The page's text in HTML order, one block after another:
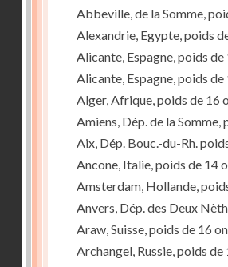
Abbeville, de la Somme,
Alexandrie, Egypte, poids
Alicante, Espagne, poids de
Alicante, Espagne, poids de
Alger, Afrique, poids de 16
Amiens, Dép. de la Somme,
Aix, Dép. Bouc.-du-Rh.
Ancone, Italie, poids de 14
Amsterdam, Hollande,
Anvers, Dép. des Deux
Araw, Suisse, poids de 16
Archangel, Russie, poids de